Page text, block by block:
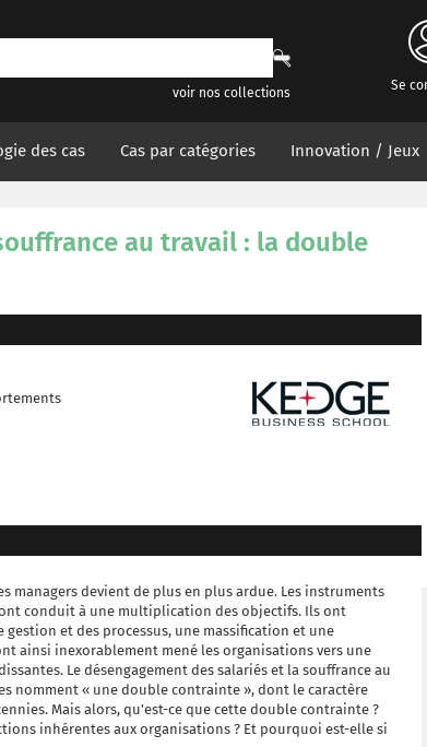
voir nos collections Se
des cas Cas par catégories Innovation / Jeux
au travail : la double
managers devient de plus en plus ardue. Les instruments
conduit à une multiplication des objectifs. Ils ont
et des processus, une massification et une
ainsi inexorablement mené les organisations vers une
Le désengagement des salariés et la souffrance au
nomment « une double contrainte », dont le caractère
Mais alors, qu'est-ce que cette double contrainte ?
inhérentes aux organisations ? Et pourquoi est-elle si